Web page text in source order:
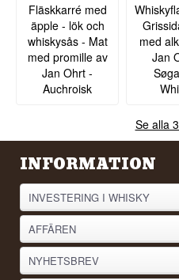
Fläskkarré med
äpple - lök och
whiskysås - Mat
med promille av
Jan Ohrt -
Auchroisk
med
Jan
Se alla
INFORMATION
INVESTERING I WHISKY
AFFÄREN
NYHETSBREV